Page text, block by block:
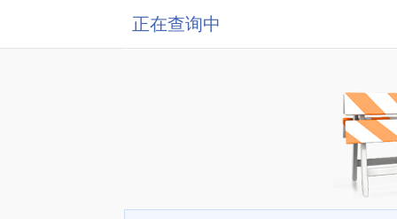
正在查询中